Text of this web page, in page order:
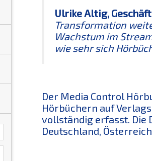
Ulrike Altig,
Transformation
Wachstum im
wie sehr sich
Der Media Control
Hörbüchern auf
vollständig erfasst. Die
Deutschland,